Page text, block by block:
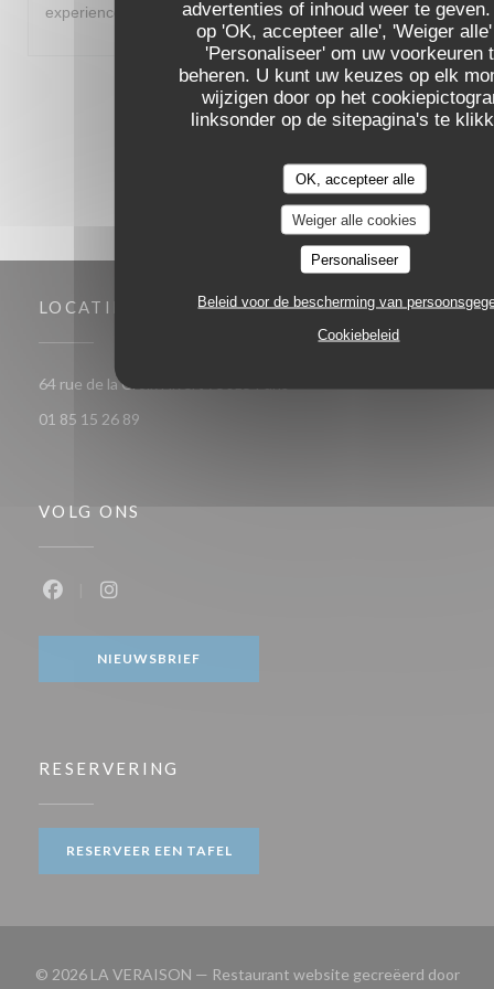
advertenties of inhoud weer te
op 'OK, accepteer alle', 'Weiger
'Personaliseer' om uw voorkeuren
beheren. U kunt uw keuzes op elk
wijzigen door op het
linksonder op de sitepagina's te
OK, accepteer alle
Weiger alle cookies
Personaliseer
Beleid voor de bescherming van
Cookiebeleid
experience. Thanks for a memorable evening!
2 3
LOCATIE
64 rue de la Croix Nivert 75015 Paris
01 85 15 26 89
VOLG ONS
NIEUWSBRIEF
RESERVERING
RESERVEER EEN TAFEL
© 2026 LA VERAISON — Restaurant website gecreëerd door